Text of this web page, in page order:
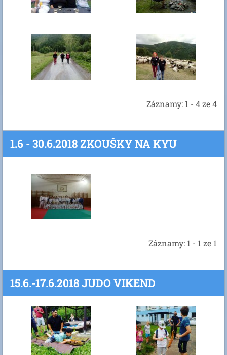
Záznamy: 1 - 4 ze 4
1.6 - 30.6.2018 ZKOUŠKY NA KYU
Záznamy: 1 - 1 ze 1
15.6.-17.6.2018 JUDO VIKEND